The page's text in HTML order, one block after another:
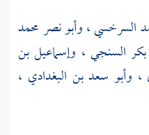
السرخسي،وأبو نصر محمد
السنجي ، وإسماعيل بن
، وأبو سعد بن البغدادي ،